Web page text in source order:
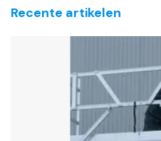
Recente artikelen